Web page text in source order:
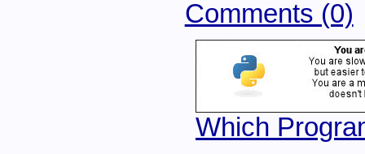
Comments (0)
Which